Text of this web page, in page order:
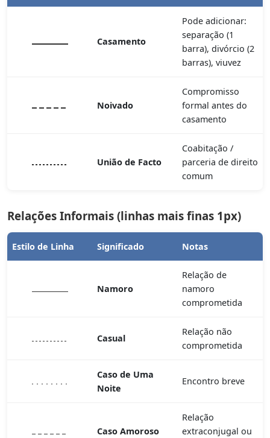
Casamento
Pode adicionar:
separação (1
barra), divórcio (2
barras), viuvez
Noivado
Compromisso
formal antes do
casamento
União de Facto
Coabitação /
parceria de direito
comum
Relações Informais (linhas mais finas 1px)
Estilo de Linha Significado Notas
Namoro
Relação de
namoro
comprometida
Casual
Relação não
comprometida
Caso de Uma
Noite
Encontro breve
Caso Amoroso
Relação
extraconjugal ou